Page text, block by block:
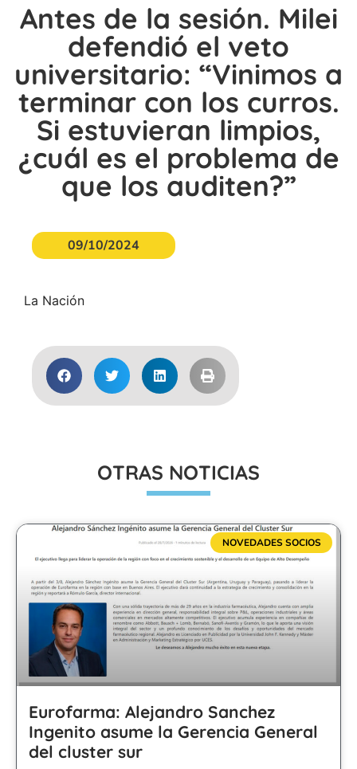
Antes de la sesión. Milei
defendió el veto
universitario: “Vinimos a
terminar con los curros.
Si estuvieran limpios,
¿cuál es el problema de
que los auditen?”
09/10/2024
La Nación
OTRAS NOTICIAS
NOVEDADES SOCIOS
Eurofarma: Alejandro Sanchez
Ingenito asume la Gerencia General
del cluster sur